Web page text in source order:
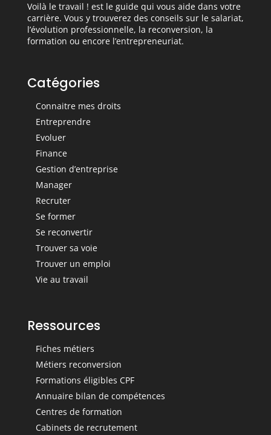
Voilà le travail ! est le guide qui vous aide dans votre
carrière. Vous y trouverez des conseils sur le salariat,
l’évolution professionnelle, la reconversion, la
formation ou encore l’entrepreneuriat.
Catégories
Connaitre mes droits
Entreprendre
Evoluer
Finance
Gestion d’entreprise
Manager
Recruter
Se former
Se reconvertir
Trouver sa voie
Trouver un emploi
Vie au travail
Ressources
Fiches métiers
Métiers reconversion
Formations éligibles CPF
Annuaire bilan de compétences
Centres de formation
Cabinets de recrutement